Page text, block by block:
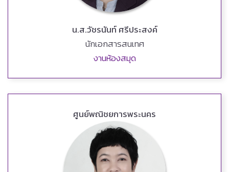
น.ส.วัชรนันท์ ศรีประสงค์
นักเอกสารสนเทศ
งานห้องสมุด
ศูนย์พณิชยการพระนคร